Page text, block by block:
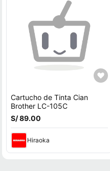
Cartucho de Tinta Cian
Brother LC-105C
S/ 89.00
Hiraoka